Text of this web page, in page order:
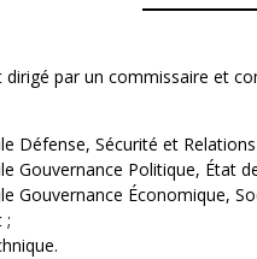
par un commissaire et
Défense, Sécurité et
Gouvernance Politique, État
Gouvernance Économique,
;